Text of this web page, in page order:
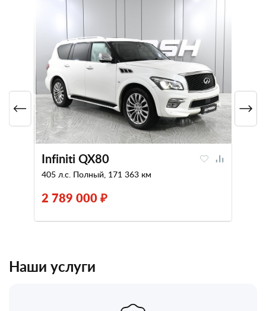
Infiniti QX80
405 л.с. Полный, 171 363 км
2 789 000 ₽
Наши услуги